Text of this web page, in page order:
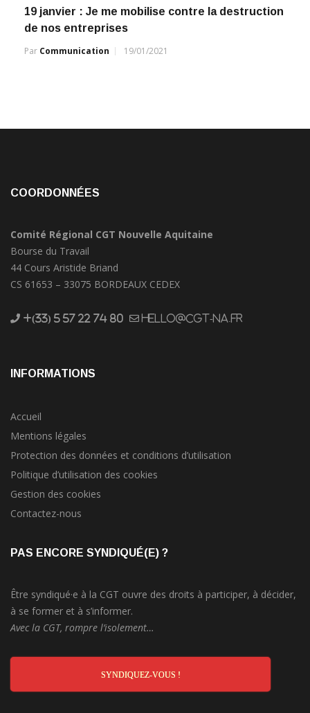
19 janvier : Je me mobilise contre la destruction
de nos entreprises
Par Communication 19/01/2021
COORDONNÉES
Comité Régional CGT Nouvelle Aquitaine
Bourse du Travail
44 Cours Aristide Briand
CS 61653 – 33075 BORDEAUX CEDEX
+(33) 5 57 22 74 80 hello@cgt-na.fr
INFORMATIONS
Accueil
Mentions légales
Protection des données et conditions d’utilisation
Politique d’utilisation des cookies
Gestion des cookies
Contactez-nous
PAS ENCORE SYNDIQUÉ(E) ?
Être syndiqué·e à la CGT ouvre des droits à participer, à décider,
à se former et à s’informer.
Avec la CGT, rompre l’isolement…
SYNDIQUEZ-VOUS !